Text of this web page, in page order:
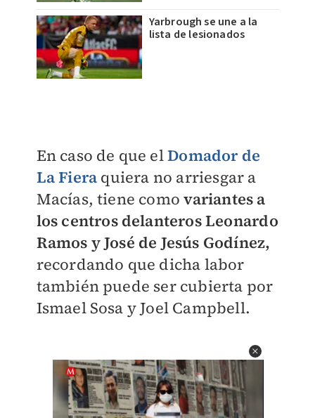
Yarbrough se une a la
lista de lesionados
En caso de que elDomador de
La Fiera quiera no arriesgar a
Macías, tiene comovariantes a
los centros delanteros Leonardo
Ramos y José de Jesús Godínez,
recordando que dicha labor
también puede ser cubierta por
Ismael Sosa y Joel Campbell.